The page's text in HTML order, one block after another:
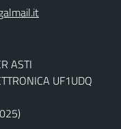
ASTI
UF1UDQ